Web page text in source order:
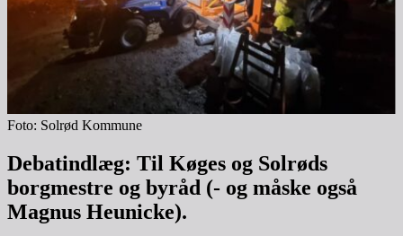
Foto: Solrød Kommune
Debatindlæg: Til Køges og Solrøds
borgmestre og byråd (- og måske også
Magnus Heunicke).